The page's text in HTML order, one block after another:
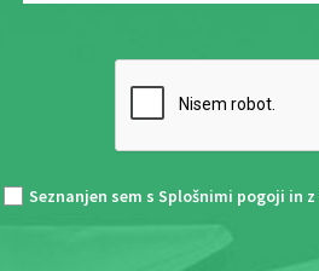
Seznanjen sem s Splošnimi pogoji in z